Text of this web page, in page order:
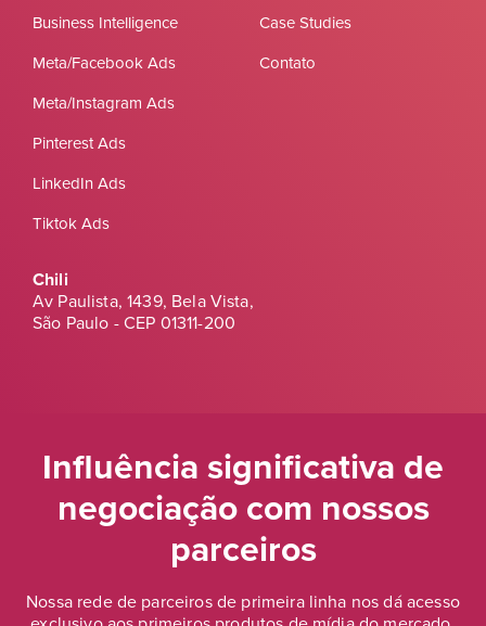
Business Intelligence
Meta/Facebook Ads
Meta/Instagram Ads
Pinterest Ads
LinkedIn Ads
Tiktok Ads
Case Studies
Contato
Chili
Av Paulista, 1439, Bela Vista,
São Paulo - CEP 01311-200
Influência significativa de
negociaçãocom nossos
parceiros
Nossa rede de parceiros de primeira linha nos dá acesso